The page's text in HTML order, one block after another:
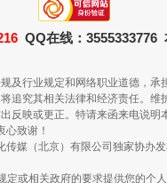
走近一线检察官
QQ在线：3555333776
及行业规定和网络职业道德，
追究其相关法律和经济责任。
反映或更正。特请来函来电说
心致谢！
媒（北京）有限公司独家协办
定或相关政府的要求提供您的个人